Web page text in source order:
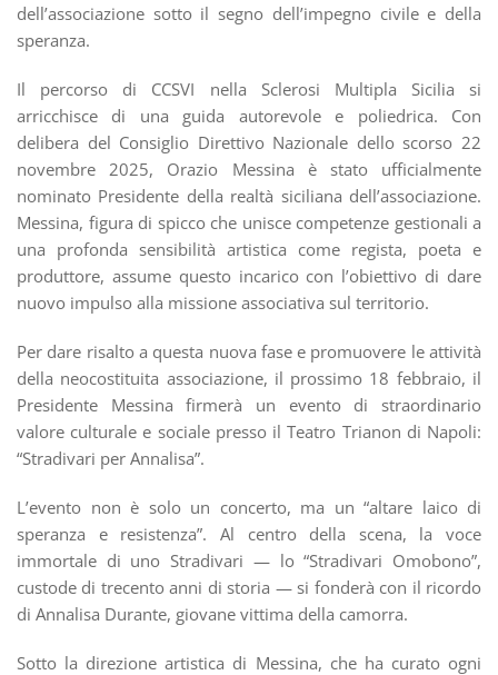
dell’associazione sotto il segno dell’impegno civile e della
speranza.
Il percorso di CCSVI nella Sclerosi Multipla Sicilia si
arricchisce di una guida autorevole e poliedrica. Con
delibera del Consiglio Direttivo Nazionale dello scorso 22
novembre 2025, Orazio Messina è stato ufficialmente
nominato Presidente della realtà siciliana dell’associazione.
Messina, figura di spicco che unisce competenze gestionali a
una profonda sensibilità artistica come regista, poeta e
produttore, assume questo incarico con l’obiettivo di dare
nuovo impulso alla missione associativa sul territorio.
Per dare risalto a questa nuova fase e promuovere le attività
della neocostituita associazione, il prossimo 18 febbraio, il
Presidente Messina firmerà un evento di straordinario
valore culturale e sociale presso il Teatro Trianon di Napoli:
“Stradivari per Annalisa”.
L’evento non è solo un concerto, ma un “altare laico di
speranza e resistenza”. Al centro della scena, la voce
immortale di uno Stradivari — lo “Stradivari Omobono”,
custode di trecento anni di storia — si fonderà con il ricordo
di Annalisa Durante, giovane vittima della camorra.
Sotto la direzione artistica di Messina, che ha curato ogni